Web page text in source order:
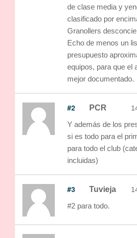
de clase media y
clasificado por
Granollers
Echo de menos un
presupuesto
equipos, para que el
mejor documentado.
#2 PCR
Y además de los
si es todo para el
para todo el club
incluidas)
#3 Tuvieja
#2 para todo.